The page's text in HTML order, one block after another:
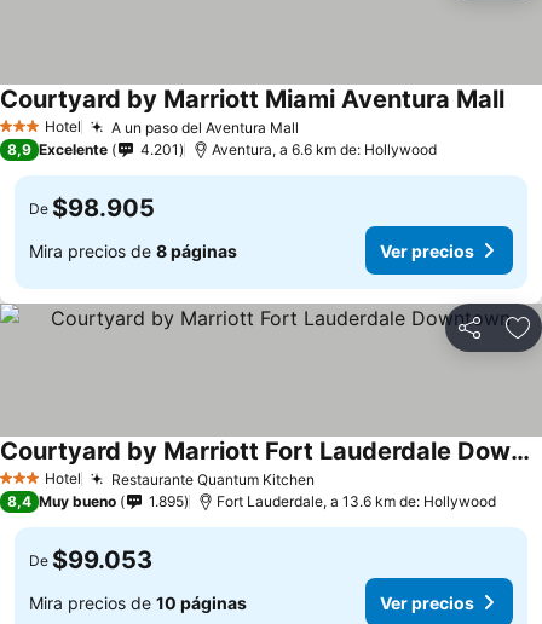
3 Estrellas
Hotel A un paso del Aventura Mall
Courtyard by Marriott Miami Aventura Mall
8,9 Excelente 4.201 Aventura, a 6.6 km de: Hollywood
De $98.905
Mira precios de 8 páginas Ver precios
Compartir
3 Estrellas
Hotel Restaurante Quantum Kitchen
Courtyard by Marriott Fort Lauderdale Downtown
8,4 Muy bueno 1.895 Fort Lauderdale, a 13.6 km de: Hollywood
De $99.053
Mira precios de 10 páginas Ver precios